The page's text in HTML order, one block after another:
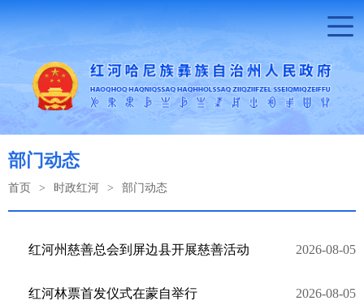
部门动态
首页 > 时政红河 > 部门动态
红河州慈善总会到屏边县开展慈善活动 2026-08-05
红河林票首发仪式在蒙自举行 2026-08-05